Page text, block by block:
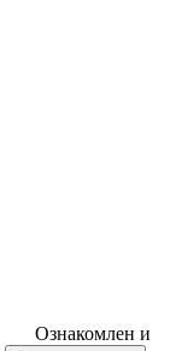
Ознакомлен и